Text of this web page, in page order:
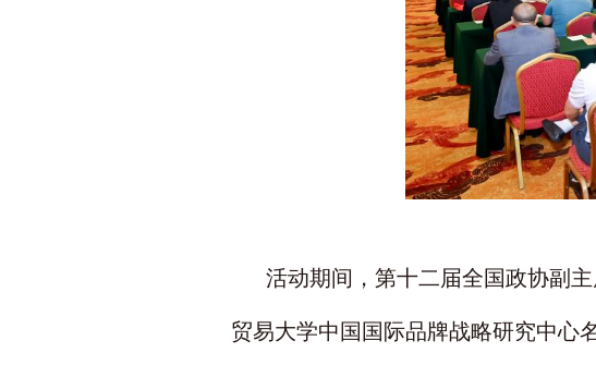
活动期间，第十二届全国政协副
贸易大学中国国际品牌战略研究中心